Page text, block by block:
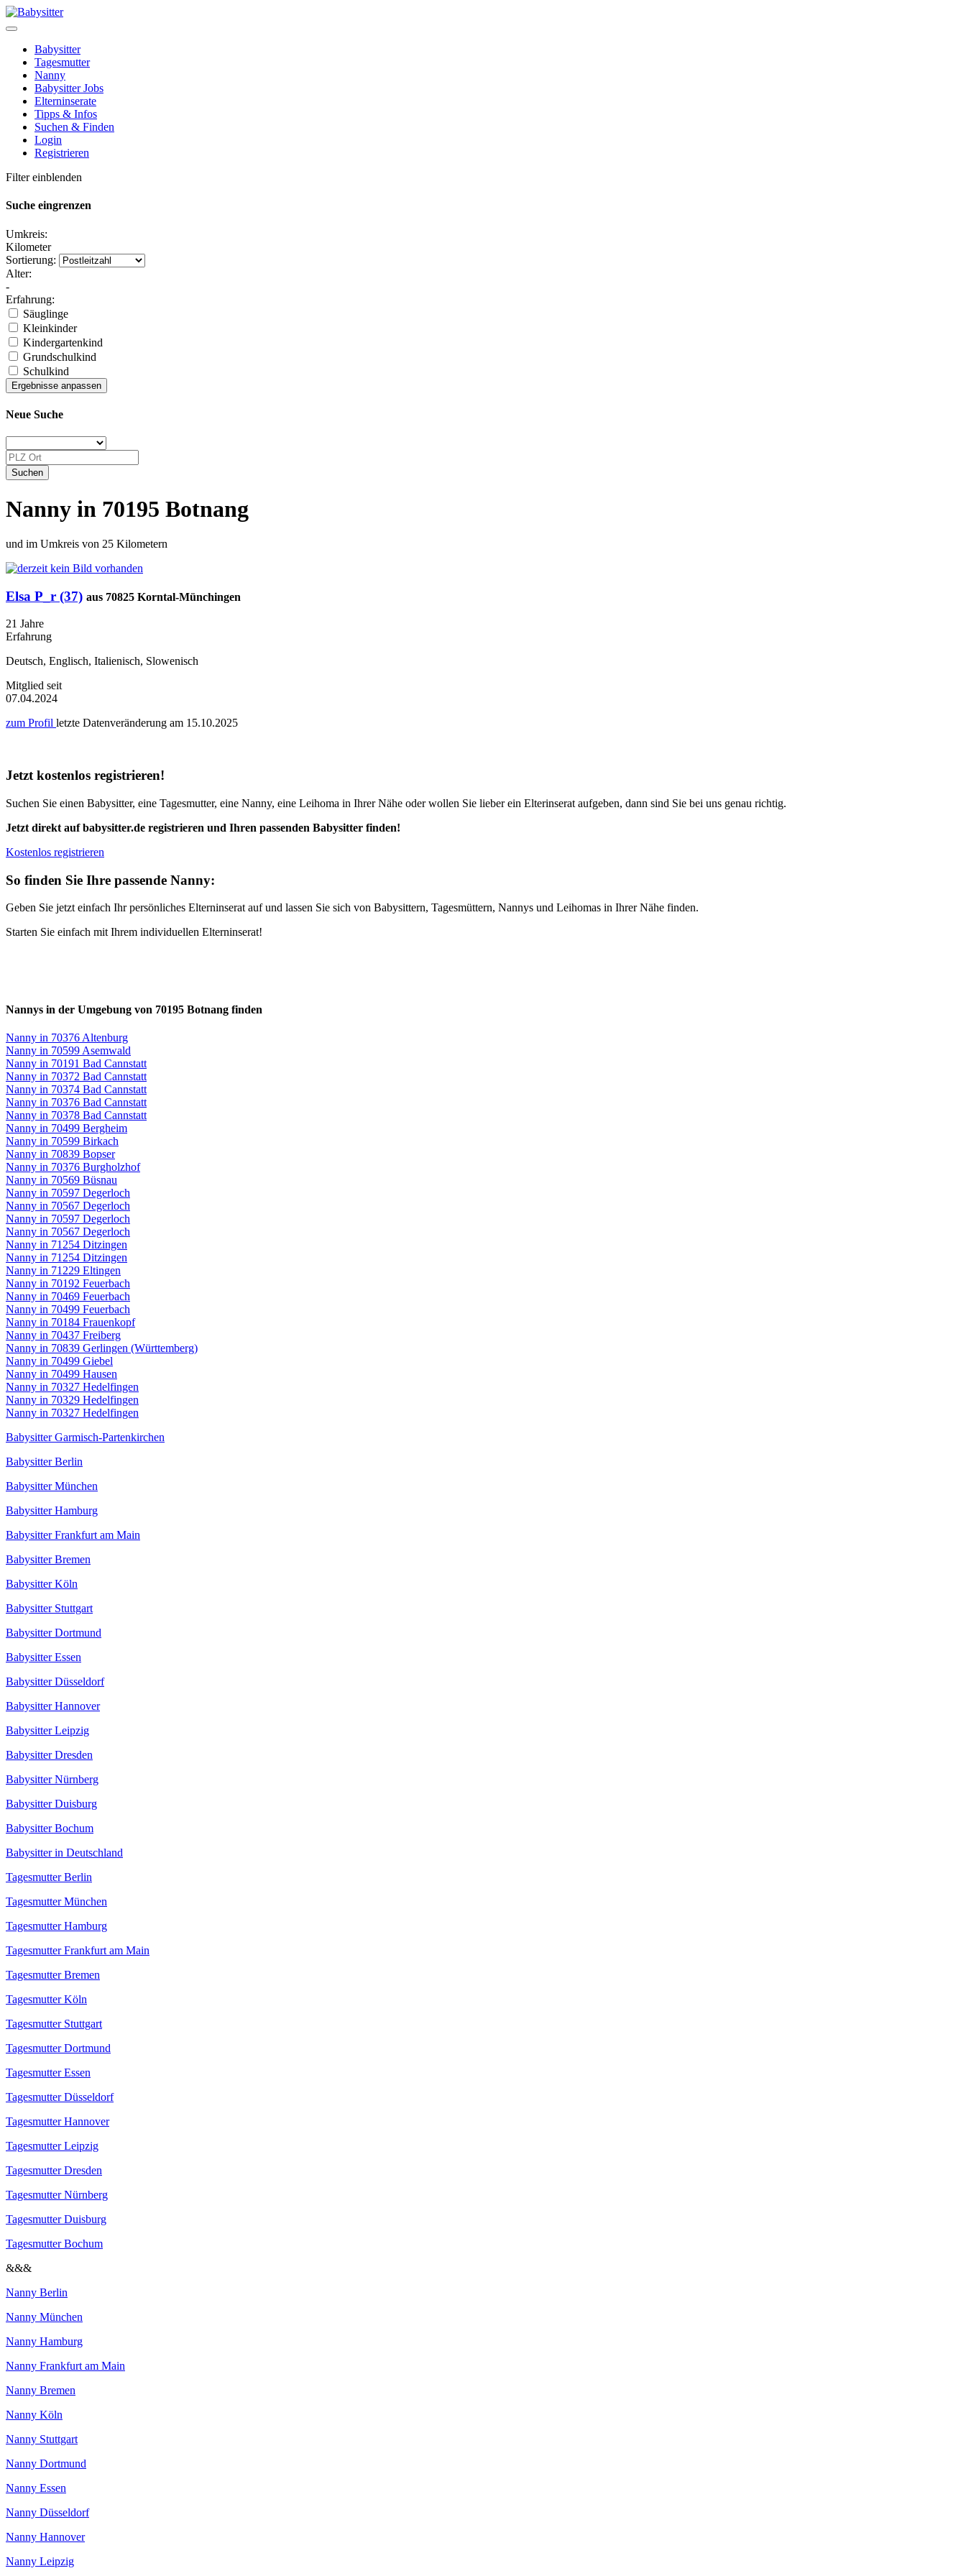
Babysitter
Tagesmutter
Nanny
Babysitter Jobs
Elterninserate
Tipps & Infos
Suchen & Finden
Login
Registrieren
Filter einblenden
Suche eingrenzen
Umkreis:
Kilometer
Sortierung:
Alter:
-
Erfahrung:
Säuglinge
Kleinkinder
Kindergartenkind
Grundschulkind
Schulkind
Neue Suche
Nanny in 70195 Botnang
und im Umkreis von 25 Kilometern
Elsa P_r (37) aus 70825 Korntal-Münchingen
21 Jahre
Erfahrung
Deutsch, Englisch, Italienisch, Slowenisch
Mitglied seit
07.04.2024
zum Profil letzte Datenveränderung am 15.10.2025
Jetzt kostenlos registrieren!
Suchen Sie einen Babysitter, eine Tagesmutter, eine Nanny, eine Leihoma in Ihrer Nähe oder wollen Sie lieber ein Elterinserat aufgeben, dann sind Sie bei uns genau richtig.
Jetzt direkt auf babysitter.de registrieren und Ihren passenden Babysitter finden!
Kostenlos registrieren
So finden Sie Ihre passende Nanny:
Geben Sie jetzt einfach Ihr persönliches Elterninserat auf und lassen Sie sich von Babysittern, Tagesmüttern, Nannys und Leihomas in Ihrer Nähe finden.
Starten Sie einfach mit Ihrem individuellen Elterninserat!
Nannys in der Umgebung von 70195 Botnang finden
Nanny in 70376 Altenburg
Nanny in 70599 Asemwald
Nanny in 70191 Bad Cannstatt
Nanny in 70372 Bad Cannstatt
Nanny in 70374 Bad Cannstatt
Nanny in 70376 Bad Cannstatt
Nanny in 70378 Bad Cannstatt
Nanny in 70499 Bergheim
Nanny in 70599 Birkach
Nanny in 70839 Bopser
Nanny in 70376 Burgholzhof
Nanny in 70569 Büsnau
Nanny in 70597 Degerloch
Nanny in 70567 Degerloch
Nanny in 70597 Degerloch
Nanny in 70567 Degerloch
Nanny in 71254 Ditzingen
Nanny in 71254 Ditzingen
Nanny in 71229 Eltingen
Nanny in 70192 Feuerbach
Nanny in 70469 Feuerbach
Nanny in 70499 Feuerbach
Nanny in 70184 Frauenkopf
Nanny in 70437 Freiberg
Nanny in 70839 Gerlingen (Württemberg)
Nanny in 70499 Giebel
Nanny in 70499 Hausen
Nanny in 70327 Hedelfingen
Nanny in 70329 Hedelfingen
Nanny in 70327 Hedelfingen
Babysitter Garmisch-Partenkirchen
Babysitter Berlin
Babysitter München
Babysitter Hamburg
Babysitter Frankfurt am Main
Babysitter Bremen
Babysitter Köln
Babysitter Stuttgart
Babysitter Dortmund
Babysitter Essen
Babysitter Düsseldorf
Babysitter Hannover
Babysitter Leipzig
Babysitter Dresden
Babysitter Nürnberg
Babysitter Duisburg
Babysitter Bochum
Babysitter in Deutschland
Tagesmutter Berlin
Tagesmutter München
Tagesmutter Hamburg
Tagesmutter Frankfurt am Main
Tagesmutter Bremen
Tagesmutter Köln
Tagesmutter Stuttgart
Tagesmutter Dortmund
Tagesmutter Essen
Tagesmutter Düsseldorf
Tagesmutter Hannover
Tagesmutter Leipzig
Tagesmutter Dresden
Tagesmutter Nürnberg
Tagesmutter Duisburg
Tagesmutter Bochum
&&&
Nanny Berlin
Nanny München
Nanny Hamburg
Nanny Frankfurt am Main
Nanny Bremen
Nanny Köln
Nanny Stuttgart
Nanny Dortmund
Nanny Essen
Nanny Düsseldorf
Nanny Hannover
Nanny Leipzig